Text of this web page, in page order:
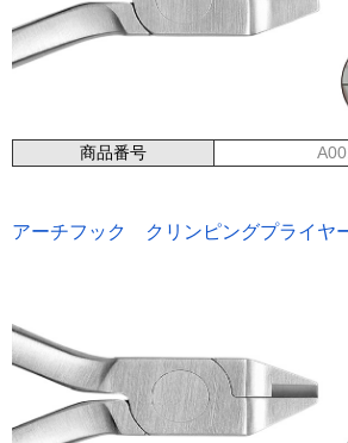
商品番号
アーチフック クリンピングプライヤ